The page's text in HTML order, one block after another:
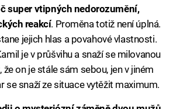
super vtipných nedorozumění,
reakcí. Proměna totiž není úplná.
jejich hlas a povahové vlastnosti.
je v průšvihu a snaží se milovanou
on je stále sám sebou, jen v jiném
se snaží ze situace vytěžit maximum.